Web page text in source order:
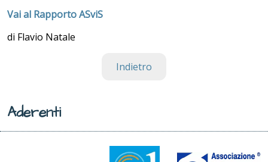
Vai al Rapporto ASviS
di Flavio Natale
Indietro
Aderenti